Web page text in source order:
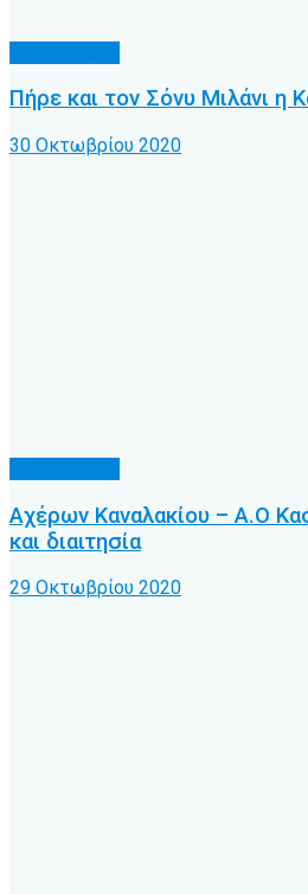
Πήρε και τον Σόνυ Μιλάνι η
30 Οκτωβρίου 2020
Αχέρων Καναλακίου – Α.Ο
και διαιτησία
29 Οκτωβρίου 2020